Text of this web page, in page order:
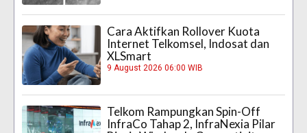
Cara Aktifkan Rollover Kuota
Internet Telkomsel, Indosat dan
XLSmart
9 August 2026 06:00 WIB
Telkom Rampungkan Spin-Off
InfraCo Tahap 2, InfraNexia Pilar